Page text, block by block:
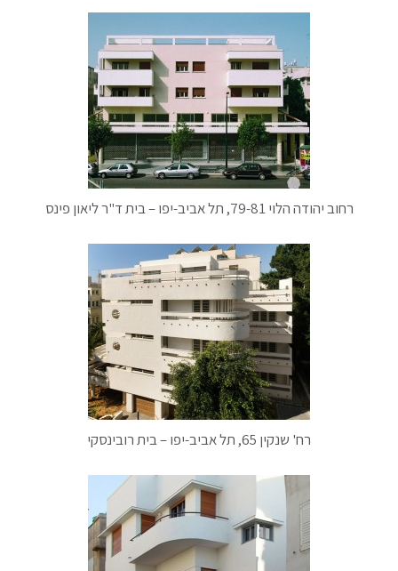
רחוב יהודה הלוי 79-81, תל אביב-יפו – בית ד"ר ליאון פינס
רח' שנקין 65, תל אביב-יפו – בית רובינסקי